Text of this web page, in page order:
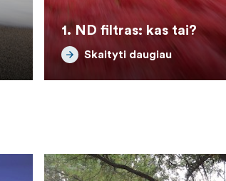
1. ND filtras: kas tai?
Skaityti daugiau